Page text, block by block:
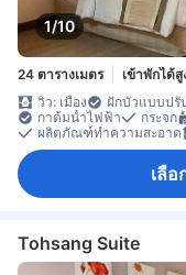
1/10
24 ตารางเมตร เข้าพักได้
วิว: เมือง
ฝักบัวแบบปรั
กาต้มน้ำไฟฟ้า
กระจก
ผลิตภัณฑ์ทำความสะอาด
เลื
Tohsang Suite